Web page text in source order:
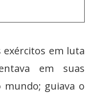
em luta
em suas
mundo; guiava o